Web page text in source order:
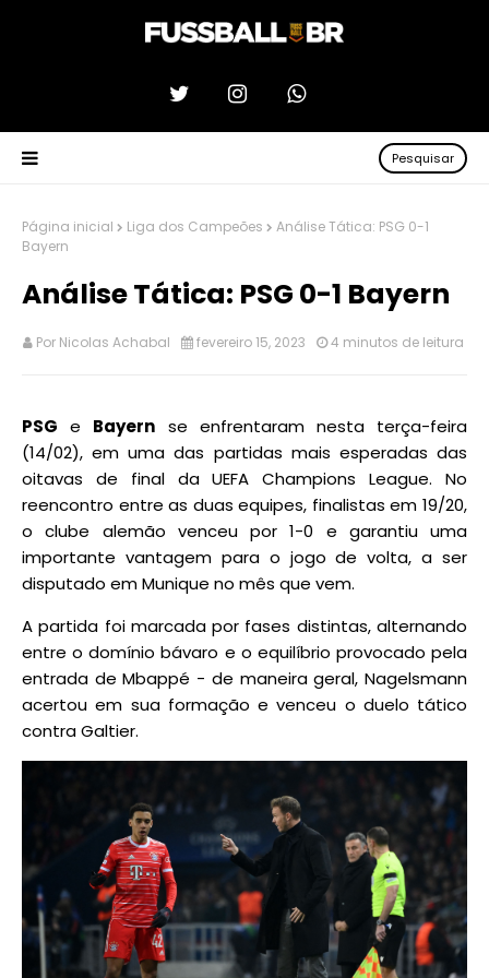
Pesquisar
Página inicial Liga dos Campeões
Análise Tática: PSG 0-1
Bayern
Análise Tática: PSG 0-1 Bayern
Por Nicolas Achabal fevereiro 15, 2023 4 minutos de leitura
PSG e Bayern se enfrentaram nesta terça-feira
(14/02), em uma das partidas mais esperadas das
oitavas de final da UEFA Champions League. No
reencontro entre as duas equipes, finalistas em 19/20,
o clube alemão venceu por 1-0 e garantiu uma
importante vantagem para o jogo de volta, a ser
disputado em Munique no mês que vem.
A partida foi marcada por fases distintas, alternando
entre o domínio bávaro e o equilíbrio provocado pela
entrada de Mbappé - de maneira geral, Nagelsmann
acertou em sua formação e venceu o duelo tático
contra Galtier.